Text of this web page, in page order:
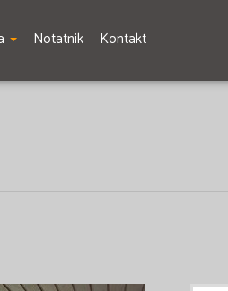
Notatnik Kontakt